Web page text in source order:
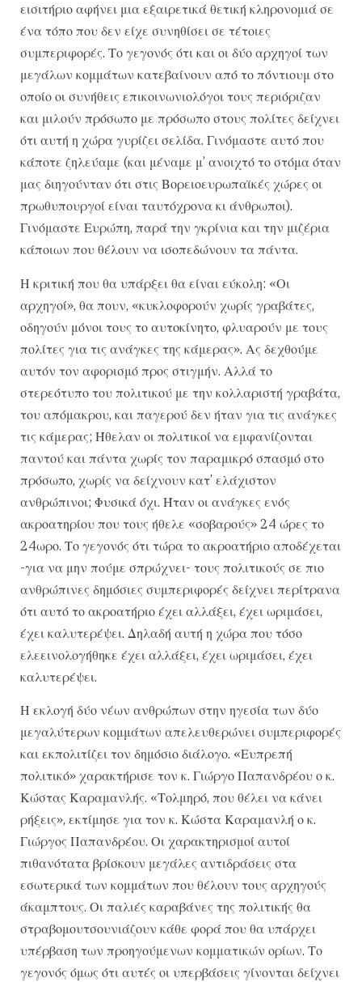
εισιτήριο αφήνει μια εξαιρετικά θετική κληρονομιά σε
ένα τόπο που δεν είχε συνηθίσει σε τέτοιες
συμπεριφορές. Το γεγονός ότι και οι δύο αρχηγοί των
μεγάλων κομμάτων κατεβαίνουν από το πόντιουμ στο
οποίο οι συνήθεις επικοινωνιολόγοι τους περιόριζαν
και μιλούν πρόσωπο με πρόσωπο στους πολίτες δείχνει
ότι αυτή η χώρα γυρίζει σελίδα. Γινόμαστε αυτό που
κάποτε ζηλεύαμε (και μέναμε μ’ ανοιχτό το στόμα όταν
μας διηγούνταν ότι στις Βορειοευρωπαϊκές χώρες οι
πρωθυπουργοί είναι ταυτόχρονα κι άνθρωποι).
Γινόμαστε Ευρώπη, παρά την γκρίνια και την μιζέρια
κάποιων που θέλουν να ισοπεδώνουν τα πάντα.
Η κριτική που θα υπάρξει θα είναι εύκολη: «Οι
αρχηγοί», θα πουν, «κυκλοφορούν χωρίς γραβάτες,
οδηγούν μόνοι τους το αυτοκίνητο, φλυαρούν με τους
πολίτες για τις ανάγκες της κάμερας». Ας δεχθούμε
αυτόν τον αφορισμό προς στιγμήν. Αλλά το
στερεότυπο του πολιτικού με την κολλαριστή γραβάτα,
του απόμακρου, και παγερού δεν ήταν για τις ανάγκες
τις κάμερας; Ήθελαν οι πολιτικοί να εμφανίζονται
παντού και πάντα χωρίς τον παραμικρό σπασμό στο
πρόσωπο, χωρίς να δείχνουν κατ’ ελάχιστον
ανθρώπινοι; Φυσικά όχι. Ήταν οι ανάγκες ενός
ακροατηρίου που τους ήθελε «σοβαρούς» 24 ώρες το
24ωρο. Το γεγονός ότι τώρα το ακροατήριο αποδέχεται
-για να μην πούμε σπρώχνει- τους πολιτικούς σε πιο
ανθρώπινες δημόσιες συμπεριφορές δείχνει περίτρανα
ότι αυτό το ακροατήριο έχει αλλάξει, έχει ωριμάσει,
έχει καλυτερέψει. Δηλαδή αυτή η χώρα που τόσο
ελεεινολογήθηκε έχει αλλάξει, έχει ωριμάσει, έχει
καλυτερέψει.
Η εκλογή δύο νέων ανθρώπων στην ηγεσία των δύο
μεγαλύτερων κομμάτων απελευθερώνει συμπεριφορές
και εκπολιτίζει τον δημόσιο διάλογο. «Ευπρεπή
πολιτικό» χαρακτήρισε τον κ. Γιώργο Παπανδρέου ο κ.
Κώστας Καραμανλής. «Τολμηρό, που θέλει να κάνει
ρήξεις», εκτίμησε για τον κ. Κώστα Καραμανλή ο κ.
Γιώργος Παπανδρέου. Οι χαρακτηρισμοί αυτοί
πιθανότατα βρίσκουν μεγάλες αντιδράσεις στα
εσωτερικά των κομμάτων που θέλουν τους αρχηγούς
άκαμπτους. Οι παλιές καραβάνες της πολιτικής θα
στραβομουτσουνιάζουν κάθε φορά που θα υπάρχει
υπέρβαση των προηγούμενων κομματικών ορίων. Το
γεγονός όμως ότι αυτές οι υπερβάσεις γίνονται δείχνει